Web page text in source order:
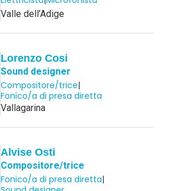
Valle dell’Adige
Lorenzo Cosi
Sound designer
Compositore/trice|
Fonico/a di presa diretta
Vallagarina
Alvise Osti
Compositore/trice
Fonico/a di presa diretta|